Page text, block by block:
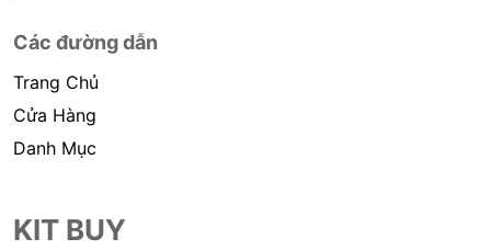
Các đường dẫn
Trang Chủ
Cửa Hàng
Danh Mục
KIT BUY